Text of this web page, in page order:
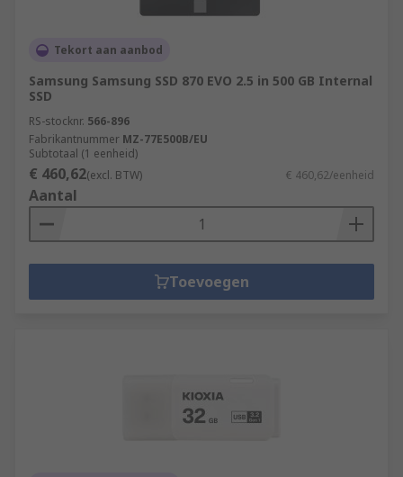
Tekort aan aanbod
Samsung Samsung SSD 870 EVO 2.5 in 500 GB Internal
SSD
RS-stocknr. 566-896
Fabrikantnummer MZ-77E500B/EU
Subtotaal (1 eenheid)
€ 460,62(excl. BTW) € 460,62/eenheid
Aantal
Toevoegen